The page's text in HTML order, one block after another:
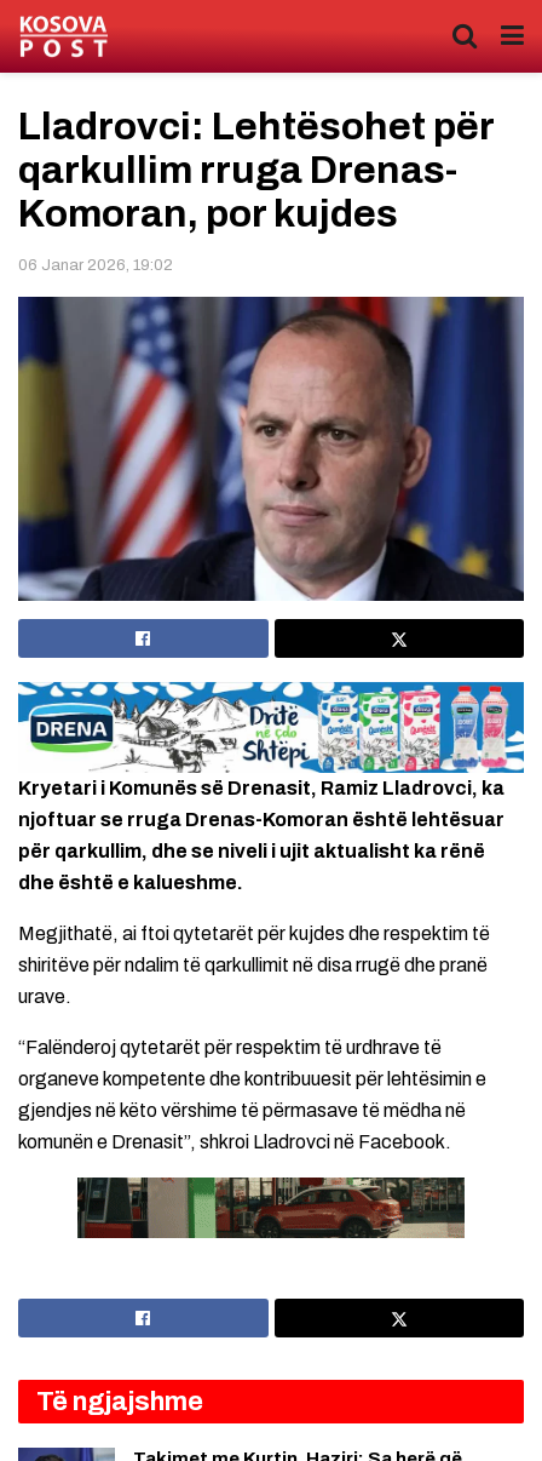
Lladrovci: Lehtësohet për
qarkullim rruga Drenas-
Komoran, por kujdes
06 Janar 2026, 19:02
Kryetari i Komunës së Drenasit, Ramiz Lladrovci, ka
njoftuar se rruga Drenas-Komoran është lehtësuar
për qarkullim, dhe se niveli i ujit aktualisht ka rënë
dhe është e kalueshme.
Megjithatë, ai ftoi qytetarët për kujdes dhe respektim të
shiritëve për ndalim të qarkullimit në disa rrugë dhe pranë
urave.
“Falënderoj qytetarët për respektim të urdhrave të
organeve kompetente dhe kontribuuesit për lehtësimin e
gjendjes në këto vërshime të përmasave të mëdha në
komunën e Drenasit”, shkroi Lladrovci në Facebook.
Të ngjajshme